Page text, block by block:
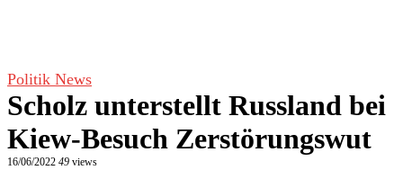
Politik News
Scholz unterstellt Russland bei
Kiew-Besuch Zerstörungswut
16/06/2022 49 views